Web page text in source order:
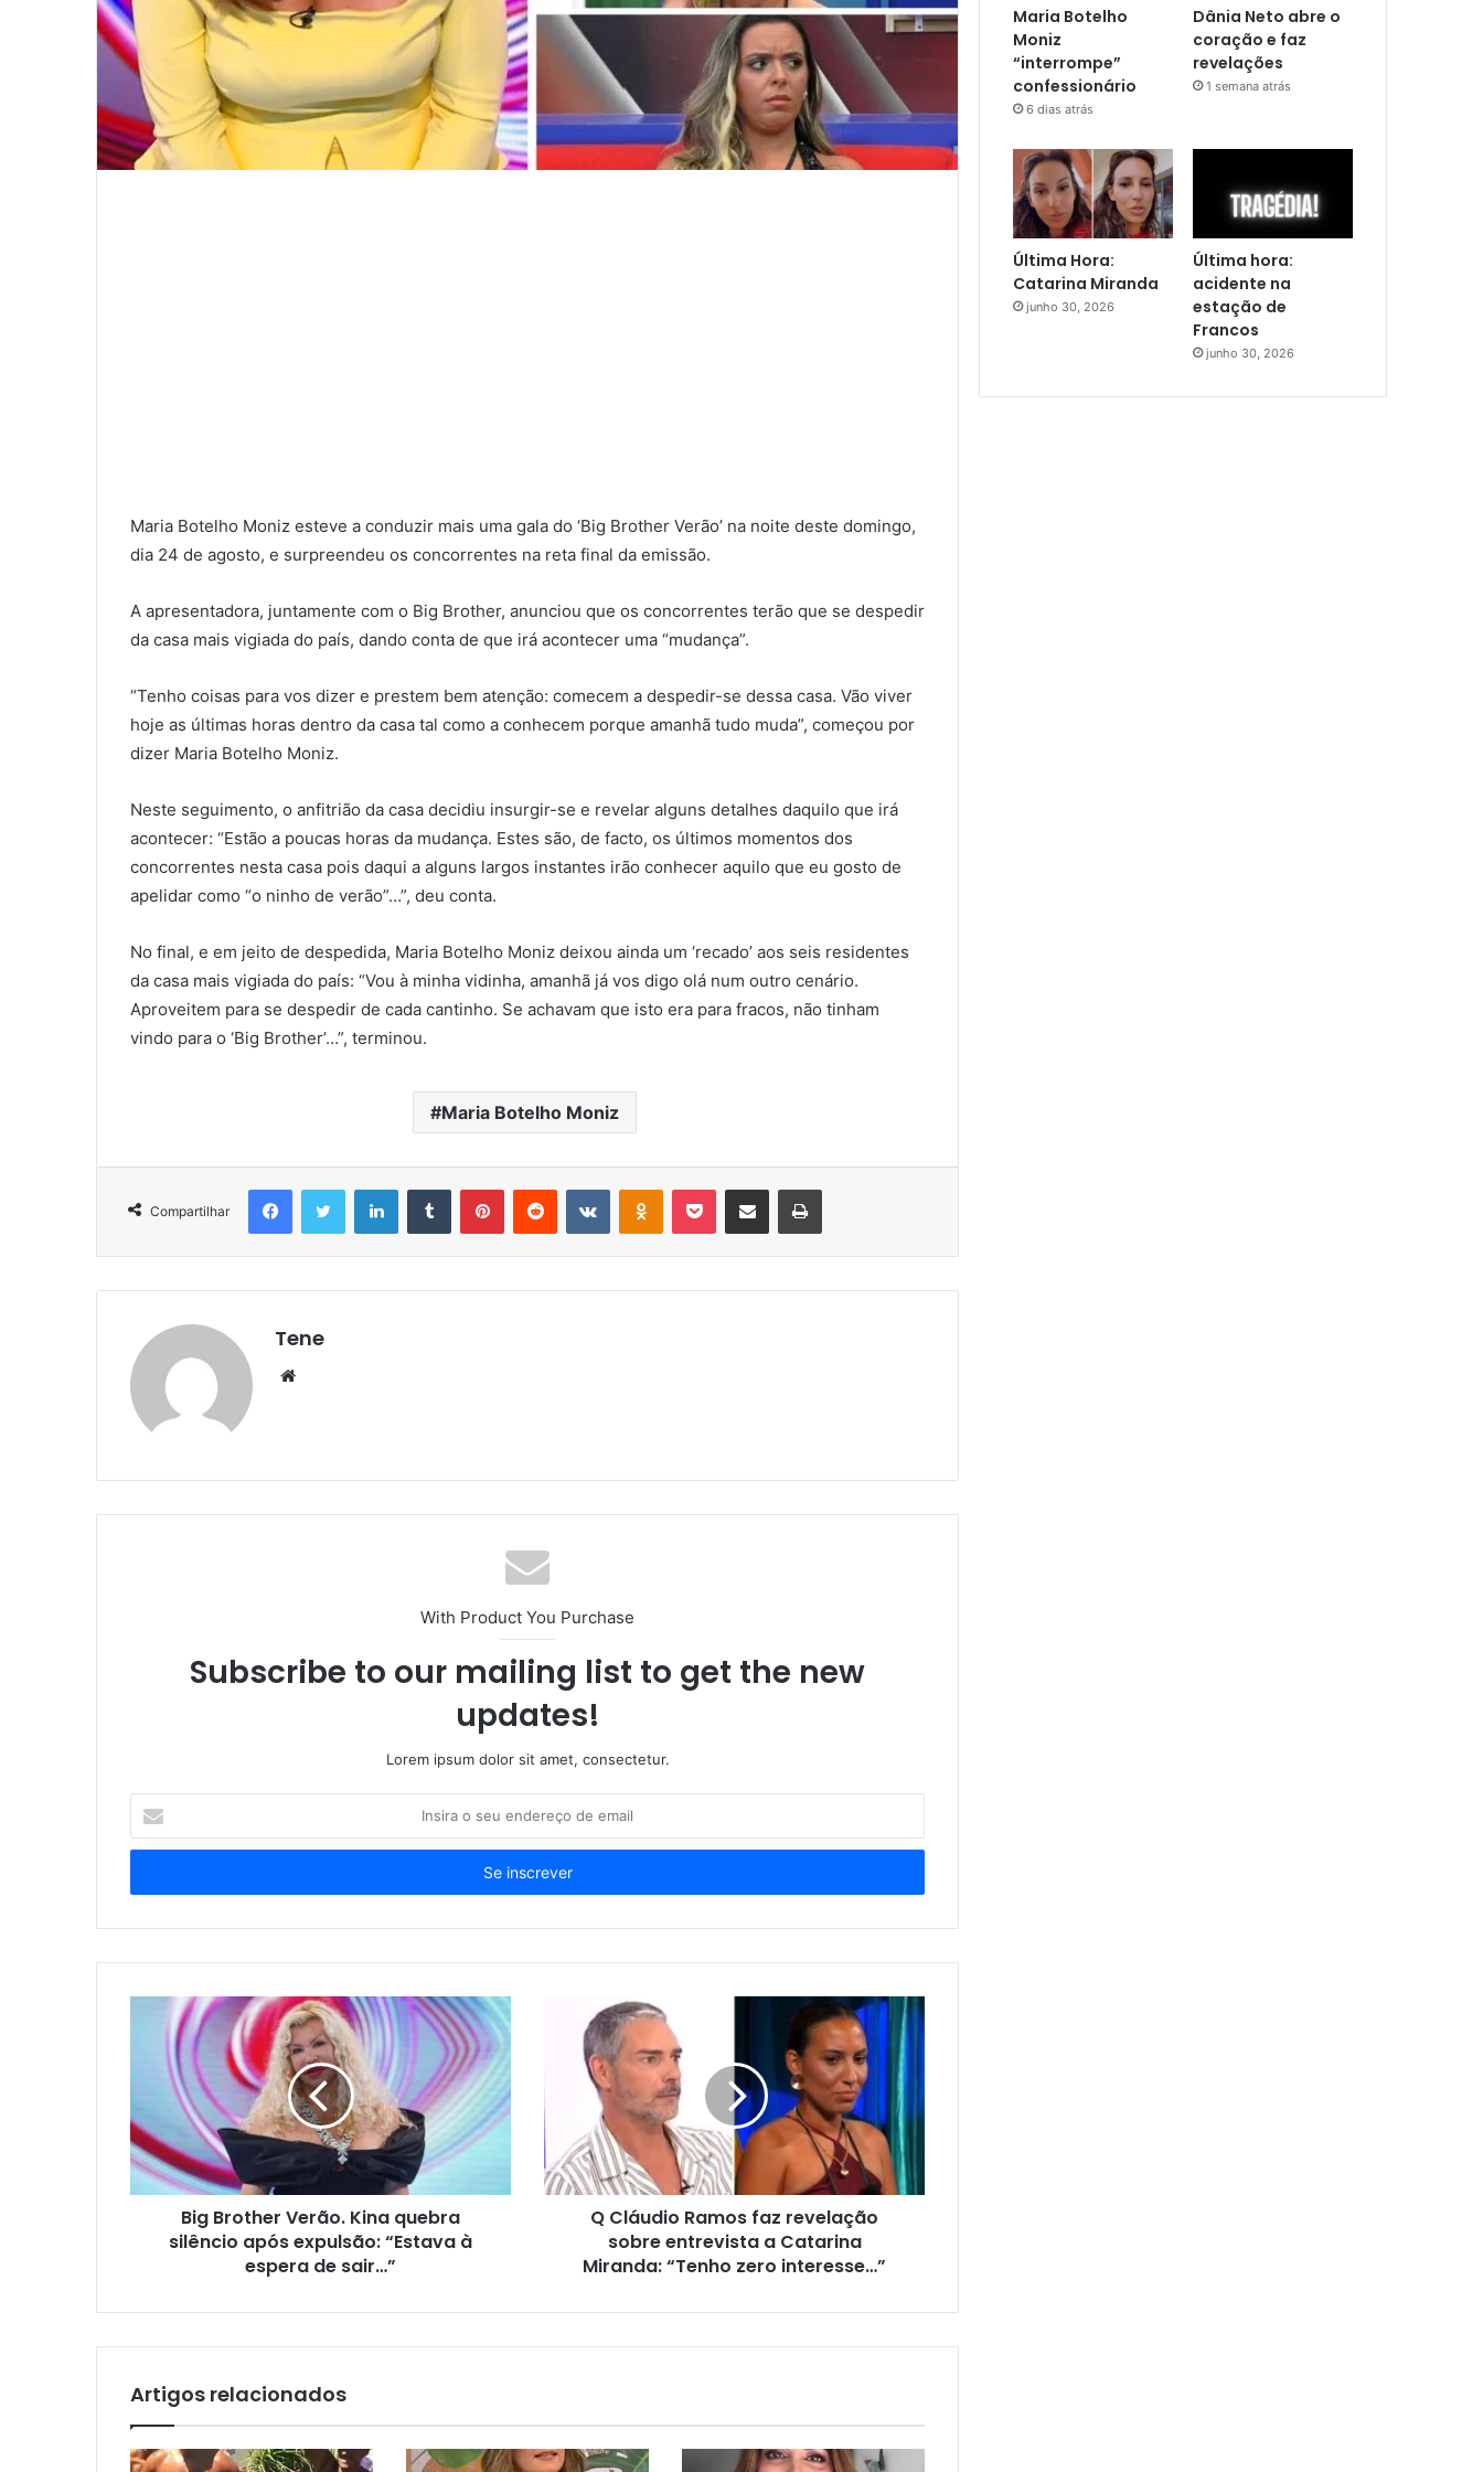
Maria Botelho Moniz esteve a conduzir mais uma gala do ‘Big Brother Verão’ na noite deste domingo,
dia 24 de agosto, e surpreendeu os concorrentes na reta final da emissão.
A apresentadora, juntamente com o Big Brother, anunciou que os concorrentes terão que se despedir
da casa mais vigiada do país, dando conta de que irá acontecer uma “mudança”.
“Tenho coisas para vos dizer e prestem bem atenção: comecem a despedir-se dessa casa. Vão viver
hoje as últimas horas dentro da casa tal como a conhecem porque amanhã tudo muda”, começou por
dizer Maria Botelho Moniz.
Neste seguimento, o anfitrião da casa decidiu insurgir-se e revelar alguns detalhes daquilo que irá
acontecer: “Estão a poucas horas da mudança. Estes são, de facto, os últimos momentos dos
concorrentes nesta casa pois daqui a alguns largos instantes irão conhecer aquilo que eu gosto de
apelidar como “o ninho de verão”…”, deu conta.
No final, e em jeito de despedida, Maria Botelho Moniz deixou ainda um ‘recado’ aos seis residentes
da casa mais vigiada do país: “Vou à minha vidinha, amanhã já vos digo olá num outro cenário.
Aproveitem para se despedir de cada cantinho. Se achavam que isto era para fracos, não tinham
vindo para o ‘Big Brother’…”, terminou.
Maria Botelho Moniz
Compartilhar
FacebookTwitter LinkedinTumblr PinterestReddit VK OK Pocket Compartilhar via e-mail Imprimir
Tene
Website
With Product You Purchase
Subscribe to our mailing list to get the new
updates!
Lorem ipsum dolor sit amet, consectetur.
seu
de
Big Brother Verão. Kina quebra
silêncio após expulsão: “Estava à
espera de sair…”
Q Cláudio Ramos faz revelação
sobre entrevista a Catarina
Miranda: “Tenho zero interesse…”
Artigos relacionados
Maria Botelho
Moniz
“interrompe”
confessionário
6 dias atrás
Dânia Neto abre o
coração e faz
revelações
1 semana atrás
Última Hora:
Catarina Miranda
junho 30, 2026
Última hora:
acidente na
estação de
Francos
junho 30, 2026